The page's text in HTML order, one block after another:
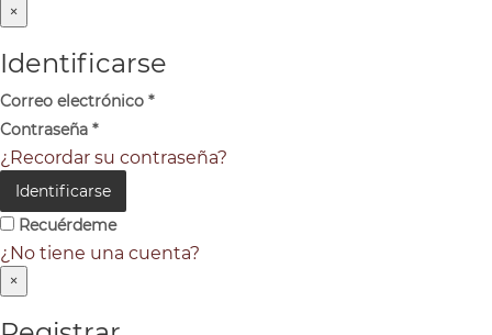
×
Identificarse
Correo electrónico *
Contraseña *
¿Recordar su contraseña?
Identificarse
Recuérdeme
¿No tiene una cuenta?
×